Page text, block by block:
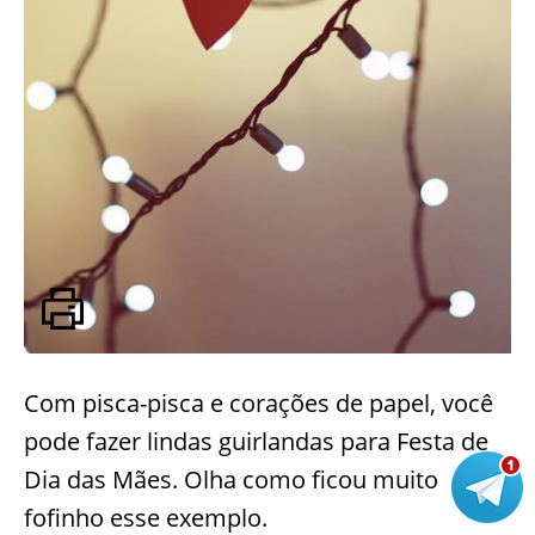
Com pisca-pisca e corações de papel, você
pode fazer lindas guirlandas para Festa de
Dia das Mães. Olha como ficou muito
fofinho esse exemplo.